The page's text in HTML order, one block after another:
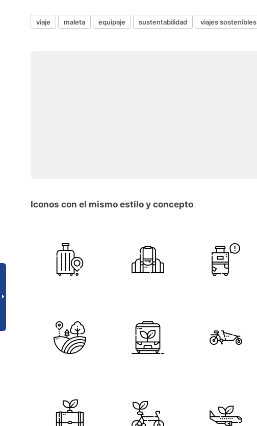
viaje maleta equipaje sustentabilidad viajes sostenibles
Iconos con el mismo estilo y concepto